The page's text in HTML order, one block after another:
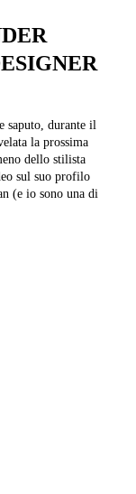
saputo, durante il
la prossima
dello stilista
sul suo profilo
(e io sono una di